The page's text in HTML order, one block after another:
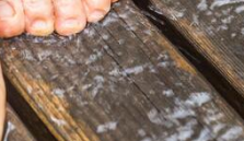
• Dor no
ver todos
Mobilidade e
• Cuidado Diário
• Amamentação e
• Assadura
• Choro